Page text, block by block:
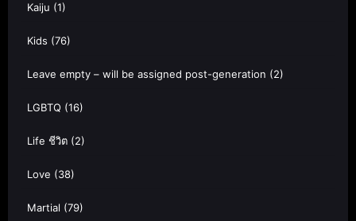
Kaiju (1)
Kids (76)
Leave empty – will be assigned post-generation (2)
LGBTQ (16)
Life ชีวิต (2)
Love (38)
Martial (79)